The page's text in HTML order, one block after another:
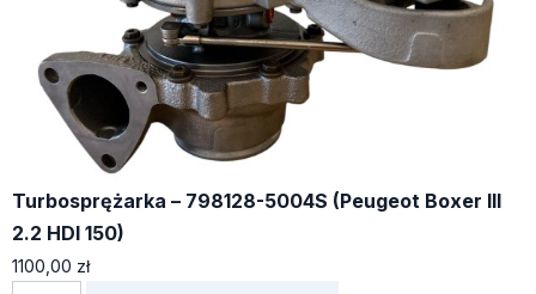
Turbosprężarka – 798128-5004S (Peugeot Boxer III
2.2 HDI 150)
1100,00 zł